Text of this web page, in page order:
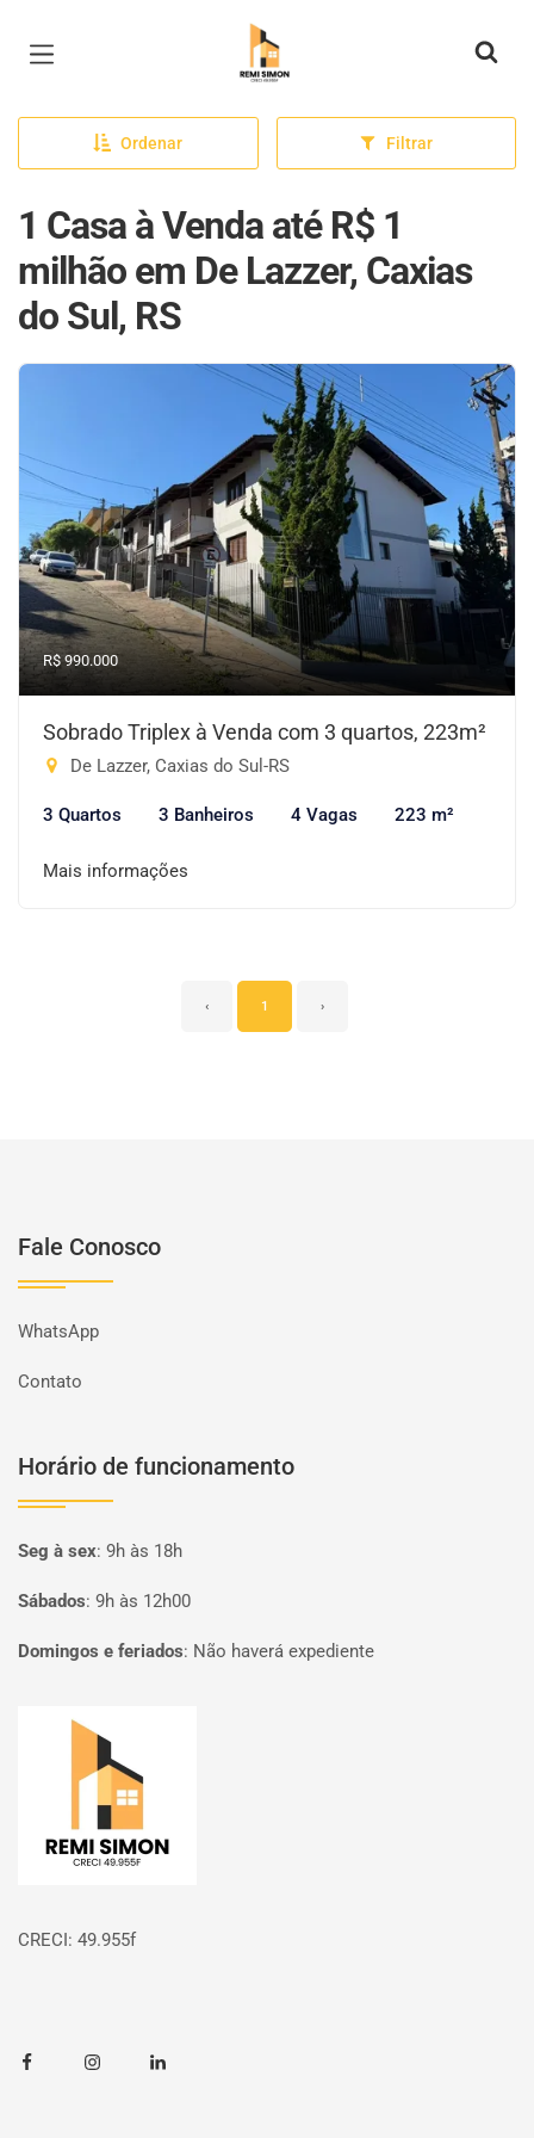
Página inicial
Ordenar Filtrar
1 Casa à Venda até R$ 1
milhão em De Lazzer, Caxias
do Sul, RS
R$ 990.000
Sobrado Triplex à Venda com 3 quartos, 223m²
De Lazzer, Caxias do Sul-RS
3 Quartos 3 Banheiros 4 Vagas 223 m²
Mais informações
‹ 1 ›
Fale Conosco
WhatsApp
Contato
Horário de funcionamento
Seg à sex: 9h às 18h
Sábados: 9h às 12h00
Domingos e feriados: Não haverá expediente
Página inicial
CRECI: 49.955f
FacebookInstagramLinkedin